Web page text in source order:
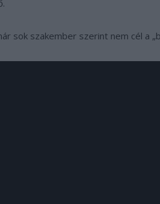
sok szakember szerint nem cél a